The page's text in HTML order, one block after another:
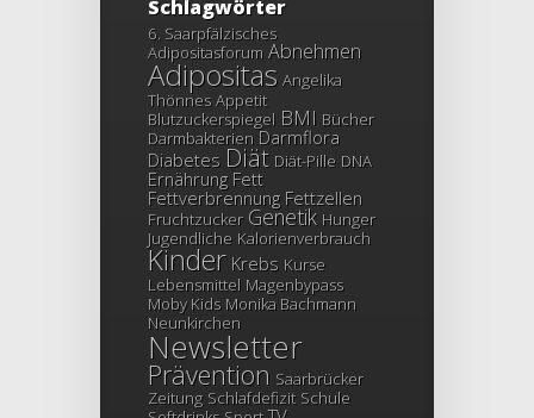
Schlagwörter
6. Saarpfälzisches
Adipositasforum Abnehmen
Adipositas Angelika
Thönnes Appetit
Blutzuckerspiegel BMI Bücher
Darmbakterien Darmflora
Diabetes Diät Diät-Pille DNA
Ernährung Fett
Fettverbrennung Fettzellen
Fruchtzucker Genetik Hunger
Jugendliche Kalorienverbrauch
Kinder Krebs Kurse
Lebensmittel Magenbypass
Moby Kids Monika Bachmann
Neunkirchen
Newsletter
Prävention Saarbrücker
Zeitung Schlafdefizit Schule